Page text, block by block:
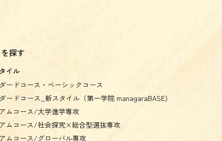
探す
イル
ードコース・ベーシックコース
ードコース_新スタイル（第一学院 managaraBASE)
ムコース/大学進学専攻
ムコース/社会探究×総合型選抜専攻
ムコース/グローバル専攻